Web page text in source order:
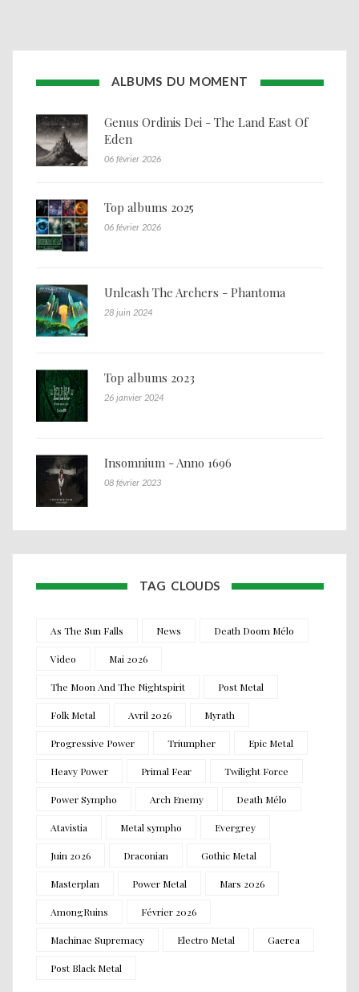
ALBUMS DU MOMENT
Genus Ordinis Dei - The Land East Of
Eden
06 février 2026
Top albums 2025
06 février 2026
Unleash The Archers - Phantoma
28 juin 2024
Top albums 2023
26 janvier 2024
Insomnium - Anno 1696
08 février 2023
TAG CLOUDS
As The Sun Falls News Death Doom Mélo
Video Mai 2026
The Moon And The Nightspirit Post Metal
Folk Metal Avril 2026 Myrath
Progressive Power Triumpher Epic Metal
Heavy Power Primal Fear Twilight Force
Power Sympho Arch Enemy Death Mélo
Atavistia Metal sympho Evergrey
Juin 2026 Draconian Gothic Metal
Masterplan Power Metal Mars 2026
AmongRuins Février 2026
Machinae Supremacy Electro Metal Gaerea
Post Black Metal